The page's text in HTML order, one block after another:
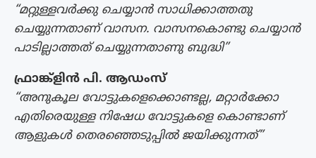
“മറ്റുള്ളവർക്കു ചെയ്യാൻ സാധിക്കാത്തതു
ചെയ്യുന്നതാണ് വാസന. വാസനകൊണ്ടു ചെയ്യാൻ
പാടില്ലാത്തത് ചെയ്യുന്നതാണു ബുദ്ധി”
ഫ്രാങ്ക്‌ളിൻ പി. ആഡംസ്
“അനുകൂല വോട്ടുകളെക്കൊണ്ടല്ല, മറ്റാർക്കോ
എതിരെയുള്ള നിഷേധ വോട്ടുകളെ കൊണ്ടാണ്
ആളുകൾ തെരഞ്ഞെടുപ്പിൽ ജയിക്കുന്നത്”